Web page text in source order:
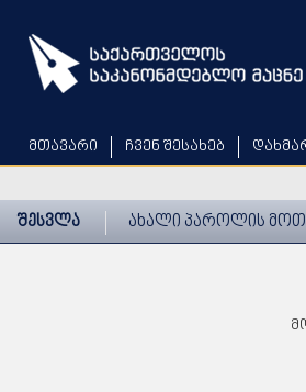
main
content
მთავარი ჩვენ შესახებ
შესვლა ახალი პაროლის